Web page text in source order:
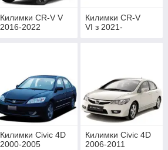
Килимки CR-V V
2016-2022
Килимки CR-V
VI з 2021-
Килимки Civic 4D
2000-2005
Килимки Civic 4D
2006-2011